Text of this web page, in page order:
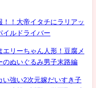
！大帝イタチにラリアッ
イルドライバー
リーちゃん人形！豆腐メ
のぬいぐるみ男子末路編
い強い2次元嫁だいすき子